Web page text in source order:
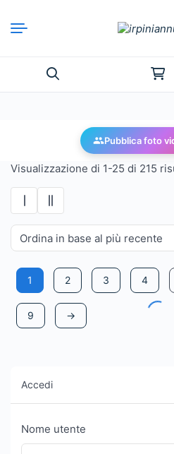
Pubblica foto
Visualizzazione di 1-25 di 215
1 2 3 4
9 →
Accedi
Nome utente